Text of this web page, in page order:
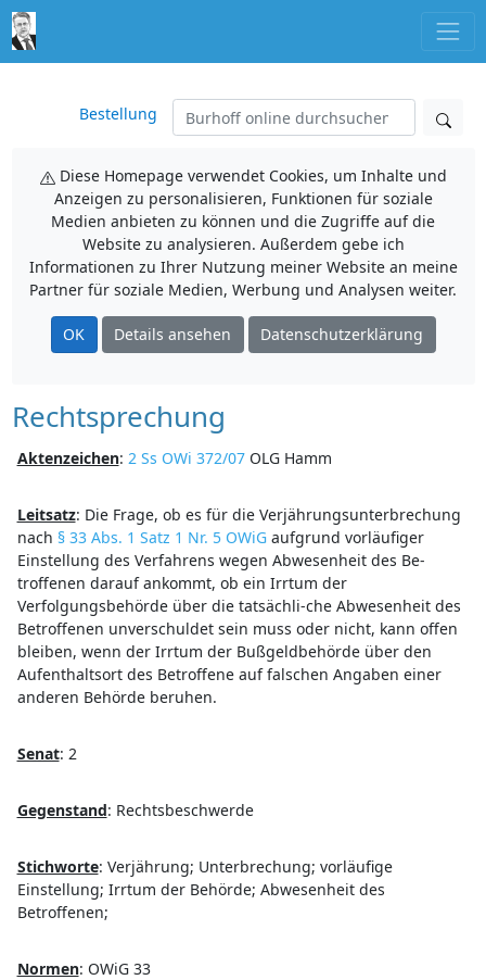
Bestellung
Diese Homepage verwendet Cookies, um Inhalte und
Anzeigen zu personalisieren, Funktionen für soziale
Medien anbieten zu können und die Zugriffe auf die
Website zu analysieren. Außerdem gebe ich
Informationen zu Ihrer Nutzung meiner Website an meine
Partner für soziale Medien, Werbung und Analysen weiter.
OK Details ansehen Datenschutzerklärung
Rechtsprechung
Aktenzeichen: 2 Ss OWi 372/07OLG Hamm
Leitsatz: Die Frage, ob es für die Verjährungsunterbrechung
nach § 33 Abs. 1 Satz 1 Nr. 5 OWiGaufgrund vorläufiger
Einstellung des Verfahrens wegen Abwesenheit des Be-
troffenen darauf ankommt, ob ein Irrtum der
Verfolgungsbehörde über die tatsächli-che Abwesenheit des
Betroffenen unverschuldet sein muss oder nicht, kann offen
bleiben, wenn der Irrtum der Bußgeldbehörde über den
Aufenthaltsort des Betroffene auf falschen Angaben einer
anderen Behörde beruhen.
Senat: 2
Gegenstand: Rechtsbeschwerde
Stichworte: Verjährung; Unterbrechung; vorläufige
Einstellung; Irrtum der Behörde; Abwesenheit des
Betroffenen;
Normen: OWiG 33